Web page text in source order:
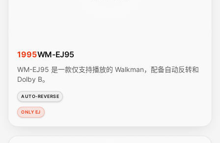
1995WM-EJ95
WM-EJ95 是一款仅支持播放的 Walkman，配备自动反转和
Dolby B。
AUTO-REVERSE
ONLY EJ